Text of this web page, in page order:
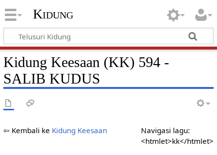
Kidung
Kidung Keesaan (KK) 594 -
SALIB KUDUS
Navigasi lagu:
<htmlet>kk</htmlet>
⇦ Kembali ke Kidung Keesaan